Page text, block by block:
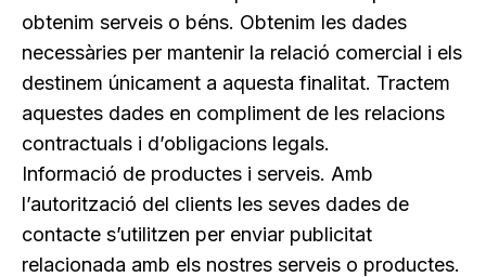
obtenim serveis o béns. Obtenim les dades
necessàries per mantenir la relació comercial i els
destinem únicament a aquesta finalitat. Tractem
aquestes dades en compliment de les relacions
contractuals i d’obligacions legals.
Informació de productes i serveis. Amb
l’autorització del clients les seves dades de
contacte s’utilitzen per enviar publicitat
relacionada amb els nostres serveis o productes.